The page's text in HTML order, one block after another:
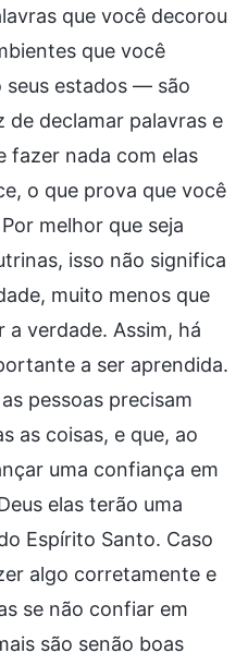
que você decorou
que você
estados — são
de declamar palavras e
fazer nada com elas
o que prova que você
melhor que seja
isso não significa
muito menos que
verdade. Assim, há
a ser aprendida.
pessoas precisam
as coisas, e que, ao
uma confiança em
elas terão uma
Espírito Santo. Caso
algo corretamente e
se não confiar em
são senão boas